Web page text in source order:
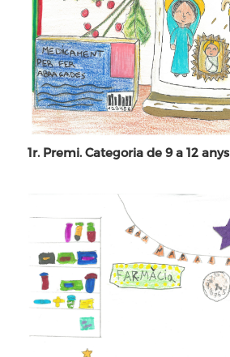
1r. Premi. Categoria de 9 a 12